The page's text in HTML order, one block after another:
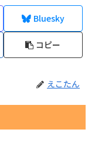
Bluesky
コピー
えこたん